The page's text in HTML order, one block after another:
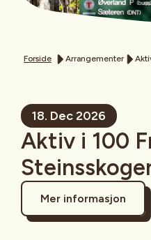
Forside Arrangementer
18. Dec 2026
Aktiv i 100
Mer informasjon